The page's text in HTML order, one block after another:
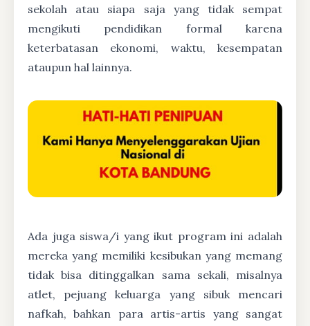
sekolah atau siapa saja yang tidak sempat
mengikuti pendidikan formal karena
keterbatasan ekonomi, waktu, kesempatan
ataupun hal lainnya.
Ada juga siswa/i yang ikut program ini adalah
mereka yang memiliki kesibukan yang memang
tidak bisa ditinggalkan sama sekali, misalnya
atlet, pejuang keluarga yang sibuk mencari
nafkah, bahkan para artis-artis yang sangat